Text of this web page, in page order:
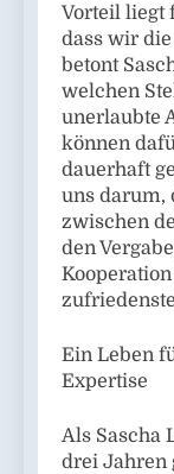
Vorteil liegt
dass wir die
betont
welchen
unerlaubte
können
dauerhaft
uns darum,
zwischen
den
Ein Leben
Expertise
Als Sascha
drei Jahren